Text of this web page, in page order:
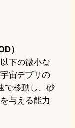
）
下の微小な
宙デブリの
で移動し、砂
与える能力